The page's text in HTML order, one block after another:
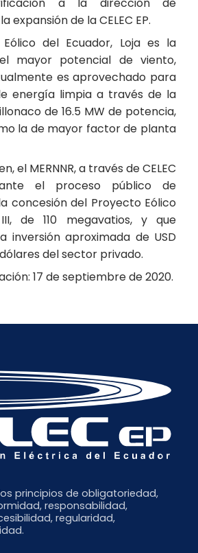
expansión de la CELEC EP.
del Ecuador, Loja es la
mayor potencial de viento,
es aprovechado para
energía limpia a través de la
de 16.5 MW de potencia,
la de mayor factor de planta
el MERNNR, a través de CELEC
el proceso público de
concesión del Proyecto Eólico
de 110 megavatios, y que
inversión aproximada de USD
del sector privado.
17 de septiembre de 2020.
principios de obligatoriedad,
responsabilidad,
regularidad,